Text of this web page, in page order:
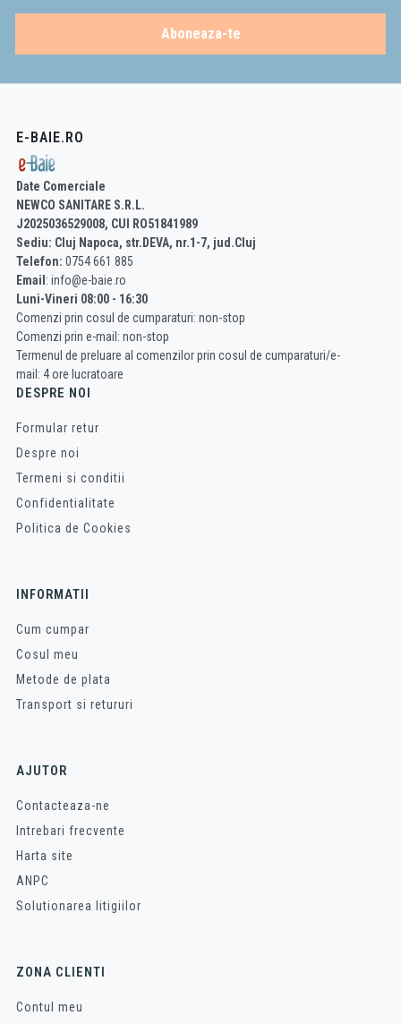
Aboneaza-te
E-BAIE.RO
Date Comerciale
NEWCO SANITARE S.R.L.
J2025036529008, CUI RO51841989
Sediu: Cluj Napoca, str.DEVA, nr.1-7, jud.Cluj
Telefon: 0754 661 885
Email : info@e-baie.ro
Luni-Vineri 08:00 - 16:30
Comenzi prin cosul de cumparaturi: non-stop
Comenzi prin e-mail: non-stop
Termenul de preluare al comenzilor prin cosul de cumparaturi/e-
mail: 4 ore lucratoare
DESPRE NOI
Formular retur
Despre noi
Termeni si conditii
Confidentialitate
Politica de Cookies
INFORMATII
Cum cumpar
Cosul meu
Metode de plata
Transport si retururi
AJUTOR
Contacteaza-ne
Intrebari frecvente
Harta site
ANPC
Solutionarea litigiilor
ZONA CLIENTI
Contul meu